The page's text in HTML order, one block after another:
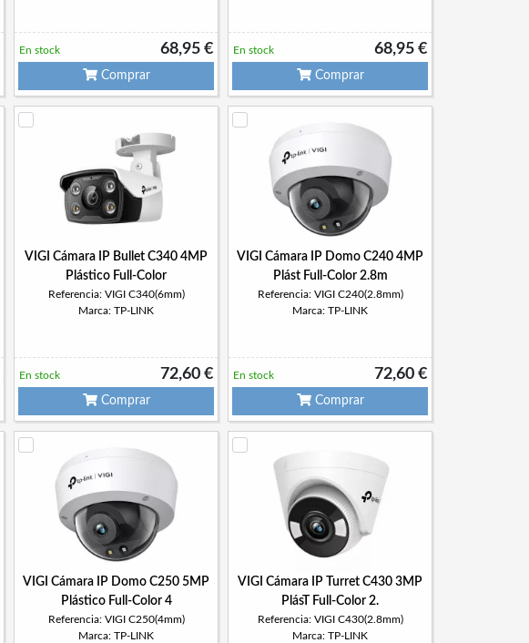
68,95 €
En stock
Comprar
68,95 €
En stock
Comprar
VIGI Cámara IP Bullet C340 4MP
Plástico Full-Color
Referencia: VIGI C340(6mm)
Marca: TP-LINK
72,60 €
En stock
Comprar
VIGI Cámara IP Domo C240 4MP
Plást Full-Color 2.8m
Referencia: VIGI C240(2.8mm)
Marca: TP-LINK
72,60 €
En stock
Comprar
VIGI Cámara IP Domo C250 5MP
Plástico Full-Color 4
Referencia: VIGI C250(4mm)
Marca: TP-LINK
VIGI Cámara IP Turret C430 3MP
PlásT Full-Color 2.
Referencia: VIGI C430(2.8mm)
Marca: TP-LINK